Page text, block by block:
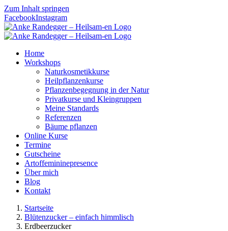
Zum Inhalt springen
FacebookInstagram
Home
Workshops
Naturkosmetikkurse
Heilpflanzenkurse
Pflanzenbegegnung in der Natur
Privatkurse und Kleingruppen
Meine Standards
Referenzen
Bäume pflanzen
Online Kurse
Termine
Gutscheine
Artoffemininepresence
Über mich
Blog
Kontakt
Startseite
Blütenzucker – einfach himmlisch
Erdbeerzucker